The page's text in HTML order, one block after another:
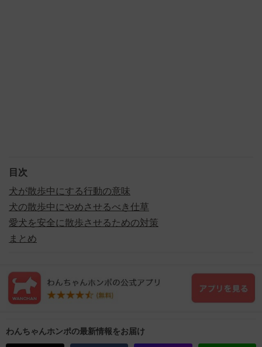
目次
犬が散歩中にする行動の意味
犬の散歩中にやめさせるべき仕草
愛犬を安全に散歩させるための対策
まとめ
わんちゃんホンポの最新情報をお届け